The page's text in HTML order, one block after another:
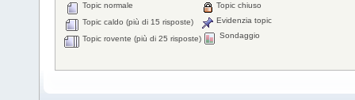
Topic normale
Topic caldo (più di 15 risposte)
Topic rovente (più di 25 risposte)
Topic chiuso
Evidenzia topic
Sondaggio